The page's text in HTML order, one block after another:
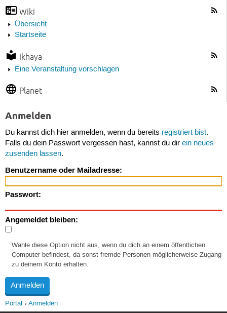
Wiki
Übersicht
Startseite
Ikhaya
Eine Veranstaltung vorschlagen
Planet
Anmelden
Du kannst dich hier anmelden, wenn du bereits registriert bist.
Falls du dein Passwort vergessen hast, kannst du dir ein neues
zusenden lassen.
Benutzername oder Mailadresse:
Passwort:
Angemeldet bleiben:
Wähle diese Option nicht aus, wenn du dich an einem öffentlichen
Computer befindest, da sonst fremde Personen möglicherweise Zugang
zu deinem Konto erhalten.
Portal Anmelden